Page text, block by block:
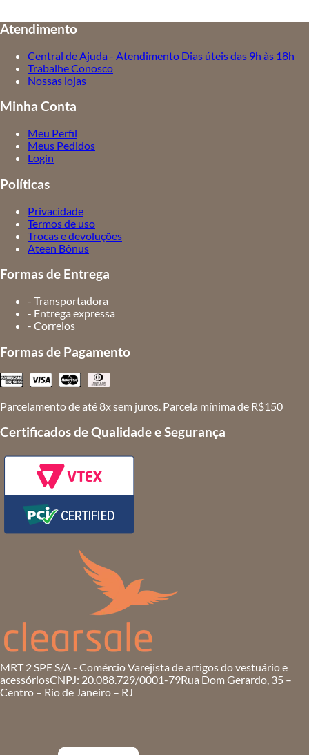
Atendimento
Central de Ajuda - Atendimento Dias úteis das 9h às 18h
Trabalhe Conosco
Nossas lojas
Minha Conta
Meu Perfil
Meus Pedidos
Login
Políticas
Privacidade
Termos de uso
Trocas e devoluções
Ateen Bônus
Formas de Entrega
- Transportadora
- Entrega expressa
- Correios
Formas de Pagamento
Parcelamento de até 8x sem juros. Parcela mínima de R$150
Certificados de Qualidade e Segurança
MRT 2 SPE S/A - Comércio Varejista de artigos do vestuário e
acessóriosCNPJ: 20.088.729/0001-79Rua Dom Gerardo, 35 –
Centro – Rio de Janeiro – RJ